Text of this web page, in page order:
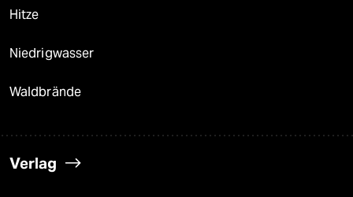
Hitze
Niedrigwasser
Waldbrände
Verlag